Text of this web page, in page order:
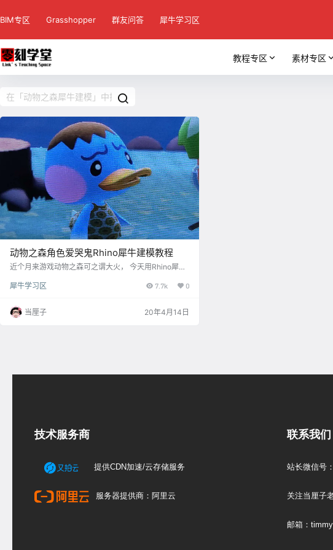
BIM专区 Grasshopper 群友问答 犀牛学习区
教程专区 素材专区
动物之森角色爱哭鬼Rhino犀牛建模教程
近个月来游戏动物之森可之谓大火， 今天用Rhino犀牛
线画两条中轴线 用BackgroundBitmap导入背景图放在
旋转曲线命令生成曲面 用Polyline多重曲线命令勾出头
发曲线 Project投影到头部，用Split切割，后半部分曲
犀牛学习区 7.7k 0
当厘子 20年4月14日
技术服务商
提供CDN加速/云存储服务
服务器提供商：阿里云
联系我们
站长微信号
关注当厘子
邮箱：